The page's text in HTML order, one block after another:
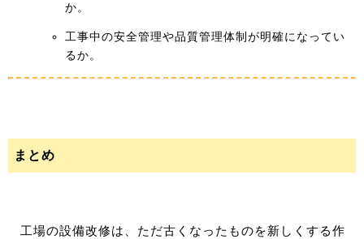
か。
工事中の安全管理や品質管理体制が明確になってい
るか。
まとめ
工場の設備改修は、ただ古くなったものを新しくする作